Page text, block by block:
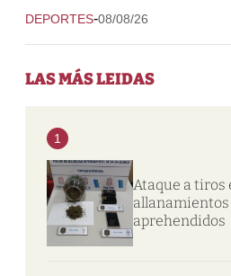
DEPORTES-08/08/26
LAS MÁS LEIDAS
1
Ataque a tiros
allanamientos
aprehendidos